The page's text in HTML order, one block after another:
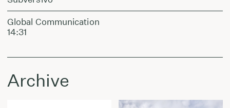
Global Communication
14:31
Archive